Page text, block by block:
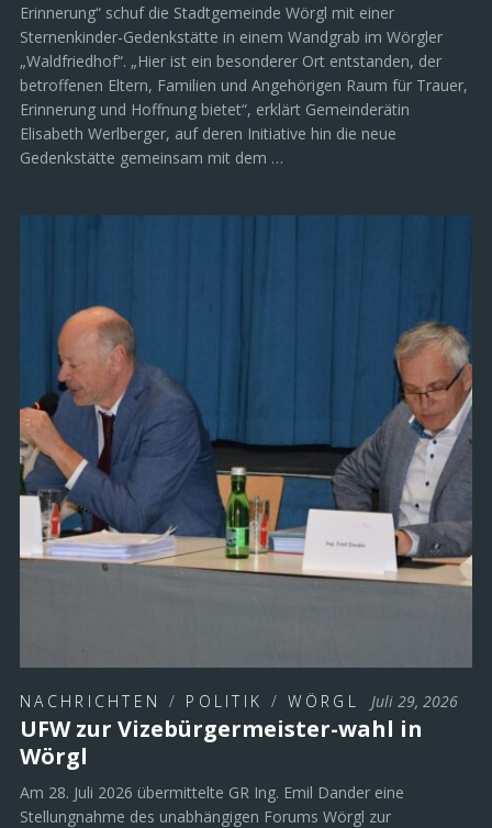
Erinnerung“ schuf die Stadtgemeinde Wörgl mit einer
Sternenkinder-Gedenkstätte in einem Wandgrab im Wörgler
„Waldfriedhof“. „Hier ist ein besonderer Ort entstanden, der
betroffenen Eltern, Familien und Angehörigen Raum für Trauer,
Erinnerung und Hoffnung bietet“, erklärt Gemeinderätin
Elisabeth Werlberger, auf deren Initiative hin die neue
Gedenkstätte gemeinsam mit dem …
NACHRICHTEN / POLITIK /WÖRGL Juli 29, 2026
UFW zur Vizebürgermeister-wahl in
Wörgl
Am 28. Juli 2026 übermittelte GR Ing. Emil Dander eine
Stellungnahme des unabhängigen Forums Wörgl zur